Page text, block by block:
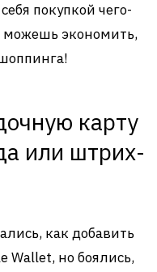
покупкой чего-
можешь экономить,
карту
или штрих-
как добавить
Wallet, но боялись,